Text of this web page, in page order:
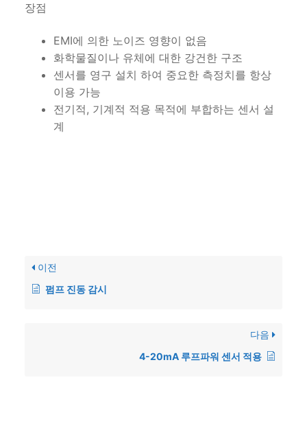
장점
EMI에 의한 노이즈 영향이 없음
화학물질이나 유체에 대한 강건한 구조
센서를 영구 설치 하여 중요한 측정치를 항상
이용 가능
전기적, 기계적 적용 목적에 부합하는 센서 설
계
이전
펌프 진동 감시
다음
4-20mA 루프파워 센서 적용